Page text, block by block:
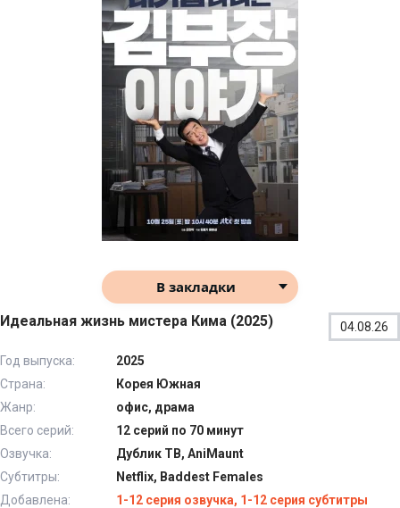
В закладки
Идеальная жизнь мистера Кима (2025) 04.08.26
Год выпуска:
2025
Страна:
Корея Южная
Жанр:
офис, драма
Всего серий:
12 серий по 70 минут
Озвучка:
Дублик ТВ, AniMaunt
Субтитры:
Netflix, Baddest Females
Добавлена:
1-12 серия озвучка, 1-12 серия субтитры